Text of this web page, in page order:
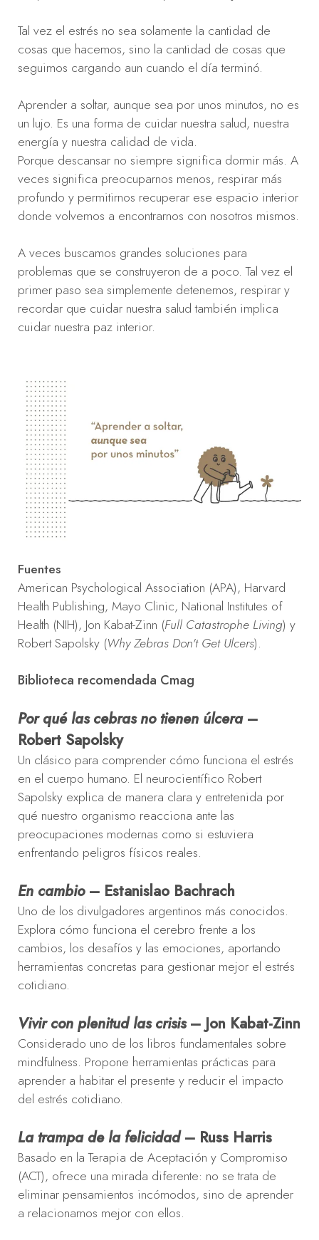
Tal vez el estrés no sea solamente la cantidad de
cosas que hacemos, sino la cantidad de cosas que
seguimos cargando aun cuando el día terminó.
Aprender a soltar, aunque sea por unos minutos, no es
un lujo. Es una forma de cuidar nuestra salud, nuestra
energía y nuestra calidad de vida.
Porque descansar no siempre significa dormir más. A
veces significa preocuparnos menos, respirar más
profundo y permitirnos recuperar ese espacio interior
donde volvemos a encontrarnos con nosotros mismos.
A veces buscamos grandes soluciones para
problemas que se construyeron de a poco. Tal vez el
primer paso sea simplemente detenernos, respirar y
recordar que cuidar nuestra salud también implica
cuidar nuestra paz interior.
Fuentes
American Psychological Association (APA), Harvard
Health Publishing, Mayo Clinic, National Institutes of
Health (NIH), Jon Kabat-Zinn (Full Catastrophe Living) y
Robert Sapolsky (Why Zebras Don't Get Ulcers).
Biblioteca recomendada Cmag
Por qué las cebras no tienen úlcera–
Robert Sapolsky
Un clásico para comprender cómo funciona el estrés
en el cuerpo humano. El neurocientífico Robert
Sapolsky explica de manera clara y entretenida por
qué nuestro organismo reacciona ante las
preocupaciones modernas como si estuviera
enfrentando peligros físicos reales.
En cambio– Estanislao Bachrach
Uno de los divulgadores argentinos más conocidos.
Explora cómo funciona el cerebro frente a los
cambios, los desafíos y las emociones, aportando
herramientas concretas para gestionar mejor el estrés
cotidiano.
Vivir con plenitud las crisis– Jon Kabat-Zinn
Considerado uno de los libros fundamentales sobre
mindfulness. Propone herramientas prácticas para
aprender a habitar el presente y reducir el impacto
del estrés cotidiano.
La trampa de la felicidad– Russ Harris
Basado en la Terapia de Aceptación y Compromiso
(ACT), ofrece una mirada diferente: no se trata de
eliminar pensamientos incómodos, sino de aprender
a relacionarnos mejor con ellos.